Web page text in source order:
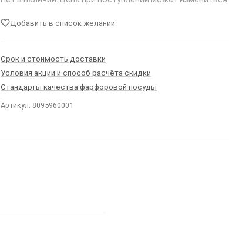
Добавить в список желаний
Срок и стоимость доставки
Условия акции и способ расчёта скидки
Стандарты качества фарфоровой посуды
Артикул: 8095960001